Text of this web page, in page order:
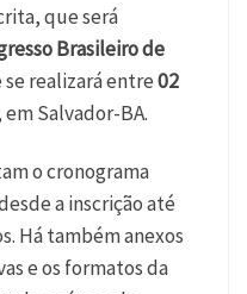
que será
Brasileiro de
se realizará entre02
em Salvador-BA.
o cronograma
a inscrição até
Há também anexos
e os formatos da